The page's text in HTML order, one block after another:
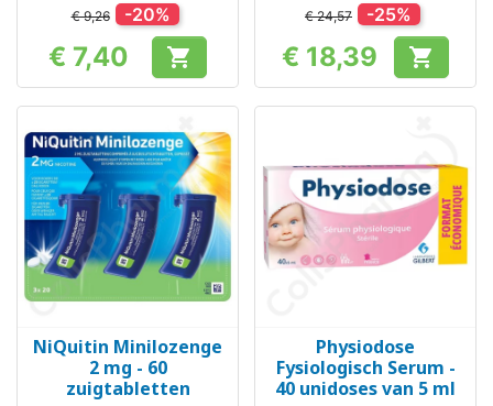
€ 9,26 -20%
Prijs
€ 7,40 
€ 24,57 -25%
Prijs
€ 18,39 
NiQuitin Minilozenge
2 mg - 60
zuigtabletten
Physiodose
Fysiologisch Serum -
40 unidoses van 5 ml